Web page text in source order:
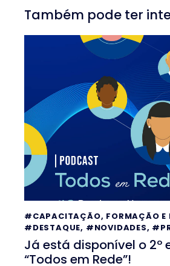
Também pode ter
#CAPACITAÇÃO, FORMAÇÃO E
#DESTAQUE, #NOVIDADES,
Já está disponível o 2º
“Todos em Rede”!